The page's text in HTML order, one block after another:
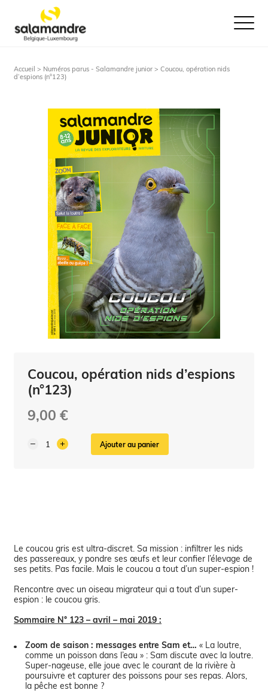
Ouvrir le
Accueil > Numéros parus - Salamandre junior > Coucou, opération nids
d’espions (n°123)
Coucou, opération nids d’espions
(n°123)
9,00 €
Ajouter au panier
Le coucou gris est ultra-discret. Sa mission : infiltrer les nids
des passereaux, y pondre ses œufs et leur confier l’élevage de
ses petits. Pas facile. Mais le coucou a tout d’un super-espion !
Rencontre avec un oiseau migrateur qui a tout d’un super-
espion : le coucou gris.
Sommaire N° 123 – avril – mai 2019 :
Zoom de saison : messages entre Sam et… « La loutre,
comme un poisson dans l’eau » : Sam discute avec la loutre.
Super-nageuse, elle joue avec le courant de la rivière à
poursuivre et capturer des poissons pour ses repas. Alors,
la pêche est bonne ?